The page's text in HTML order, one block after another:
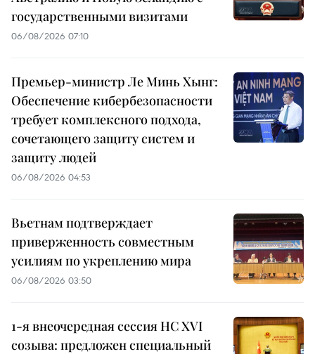
государственными визитами
06/08/2026 07:10
Премьер-министр Ле Минь Хынг:
Обеспечение кибербезопасности
требует комплексного подхода,
сочетающего защиту систем и
защиту людей
06/08/2026 04:53
Вьетнам подтверждает
приверженность совместным
усилиям по укреплению мира
06/08/2026 03:50
1-я внеочередная сессия НС XVI
созыва: предложен специальный